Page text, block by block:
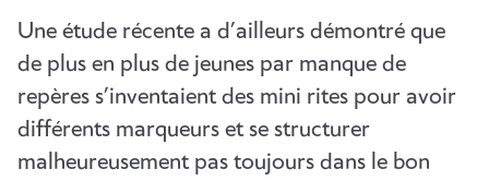
Une étude récente a d’ailleurs démontré que
de plus en plus de jeunes par manque de
repères s’inventaient des mini rites pour avoir
différents marqueurs et se structurer
malheureusement pas toujours dans le bon